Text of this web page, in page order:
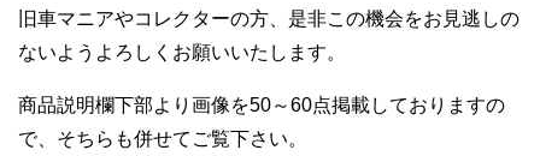
旧車マニアやコレクターの方、是非この機会をお見逃しの
ないようよろしくお願いいたします。
商品説明欄下部より画像を50～60点掲載しておりますの
で、そちらも併せてご覧下さい。